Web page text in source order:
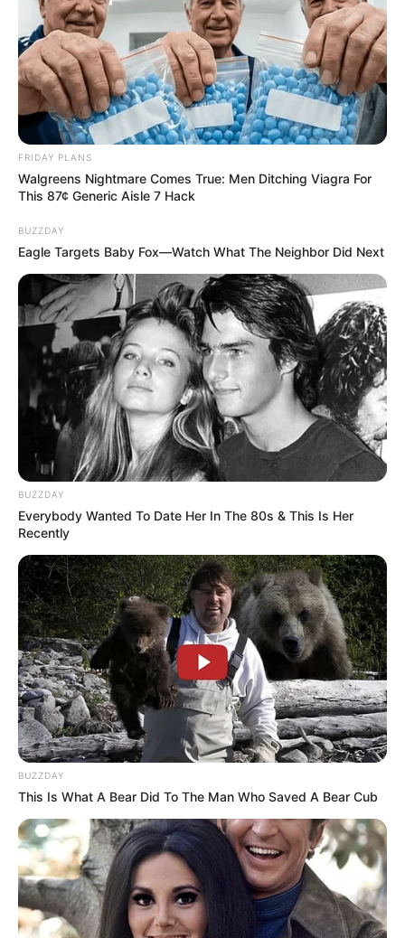
FRIDAY PLANS
Walgreens Nightmare Comes True: Men Ditching Viagra For
This 87¢ Generic Aisle 7 Hack
BUZZDAY
Eagle Targets Baby Fox—Watch What The Neighbor Did Next
BUZZDAY
Everybody Wanted To Date Her In The 80s & This Is Her
Recently
BUZZDAY
This Is What A Bear Did To The Man Who Saved A Bear Cub